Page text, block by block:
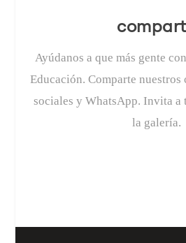
Ayúdanos a que más gente
Educación. Comparte nuestros
sociales y WhatsApp. Invita a
la galería.